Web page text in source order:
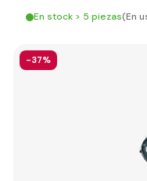
En stock > 5 piezas(En
-37%